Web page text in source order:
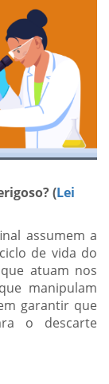
(Lei
assumem a
de vida do
atuam nos
manipulam
garantir que
o descarte